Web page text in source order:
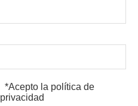
*Acepto la política de
privacidad